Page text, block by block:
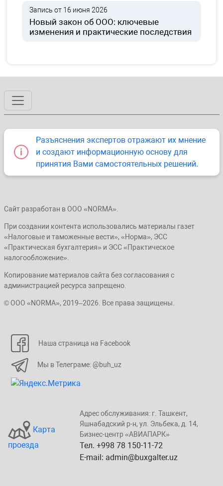
Запись от 16 июня 2026
Новый закон об ООО: ключевые
изменения и практические последствия
Разъяснения экспертов отражают их мнение
и создают информационную основу для
принятия Вами самостоятельных решений.
Сайт разработан в ООО «NORMA».
При создании контента использовались материалы газет
«Налоговые и таможенные вести», «Норма», ЭСС
«Практическая бухгалтерия» и ЭСС «Практическое
налогообложение».
Копирование материалов сайта без согласования с
администрацией ресурса запрещено.
© ООО «NORMA», 2019–2026. Все права защищены.
Наша страница на Facebook
Мы в Телеграме: @buh_uz
Карта
проезда
Адрес обслуживания: г. Taшкент,
Яшнaбaдский p-н, yл. Эльбeка, д. 14,
Бизнеc-центp «ABИАПAPК»
Тел. +998 78 150-11-72
E-mail: admin@buxgalter.uz